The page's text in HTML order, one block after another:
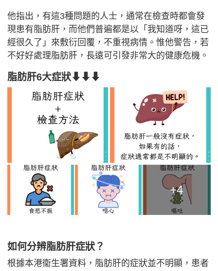
他指出，有這3種問題的人士，通常在檢查時都會發
現患有脂肪肝，而他們普遍都是以「我知道呀，這已
經很久了」來敷衍回覆，不重視病情。惟他警告，若
不好好處理脂肪肝，長遠可引發非常大的健康危機。
脂肪肝6大症狀⬇⬇⬇
+4
如何分辨脂肪肝症狀？
根據本港衞生署資料，脂肪肝的症狀並不明顯，患者